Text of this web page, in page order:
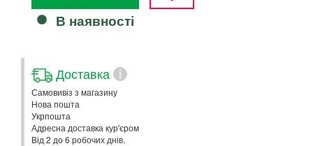
В наявності
Доставка i
Самовивіз з магазину
Нова пошта
Укрпошта
Адресна доставка кур'єром
Від 2 до 6 робочих днів.